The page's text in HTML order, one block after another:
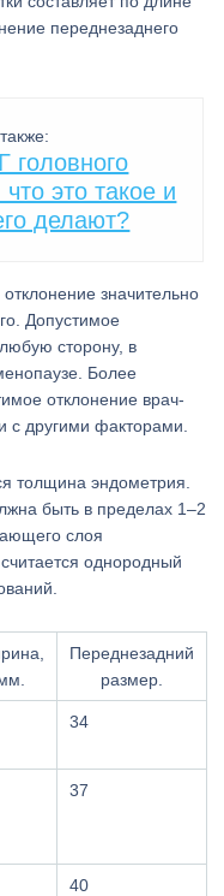
переднезаднего
головного
что это такое и
делают?
значительно
Допустимое
сторону, в
Более
отклонение врач-
с другими факторами.
толщина эндометрия.
быть в пределах 1–2
слоя
однородный
Переднезадний
размер.
34
37
40